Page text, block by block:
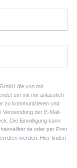
die von mir
um mit mir anlässlich
zu kommunizieren und
Verwendung der E-Mail-
Die Einwilligung kann
oder per Post
werden. Hier finden